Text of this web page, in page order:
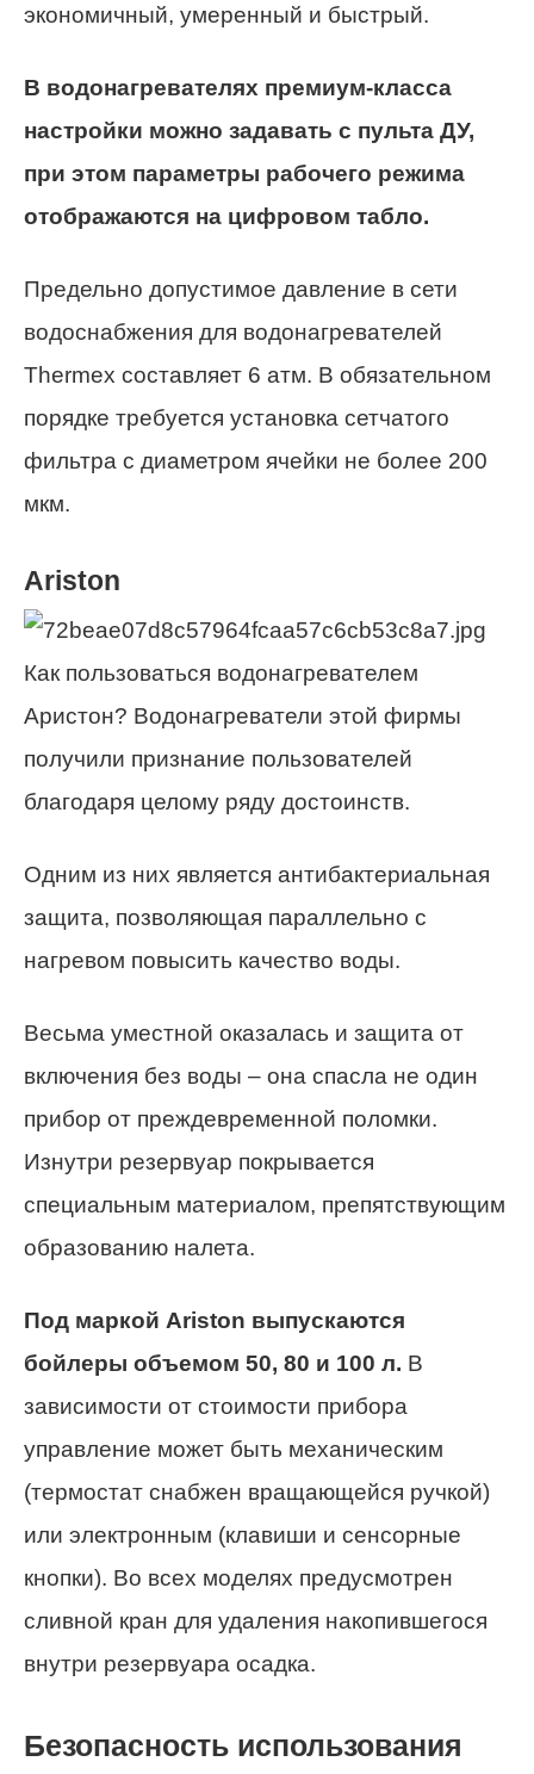
экономичный, умеренный и быстрый.
В водонагревателях премиум-класса
настройки можно задавать с пульта ДУ,
при этом параметры рабочего режима
отображаются на цифровом табло.
Предельно допустимое давление в сети
водоснабжения для водонагревателей
Thermex составляет 6 атм. В обязательном
порядке требуется установка сетчатого
фильтра с диаметром ячейки не более 200
мкм.
Ariston
Как пользоваться водонагревателем
Аристон? Водонагреватели этой фирмы
получили признание пользователей
благодаря целому ряду достоинств.
Одним из них является антибактериальная
защита, позволяющая параллельно с
нагревом повысить качество воды.
Весьма уместной оказалась и защита от
включения без воды – она спасла не один
прибор от преждевременной поломки.
Изнутри резервуар покрывается
специальным материалом, препятствующим
образованию налета.
Под маркой Ariston выпускаются
бойлеры объемом 50, 80 и 100 л. В
зависимости от стоимости прибора
управление может быть механическим
(термостат снабжен вращающейся ручкой)
или электронным (клавиши и сенсорные
кнопки). Во всех моделях предусмотрен
сливной кран для удаления накопившегося
внутри резервуара осадка.
Безопасность использования